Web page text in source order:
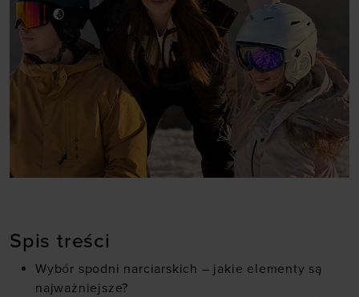
Spis treści
Wybór spodni narciarskich – jakie elementy są
najważniejsze?